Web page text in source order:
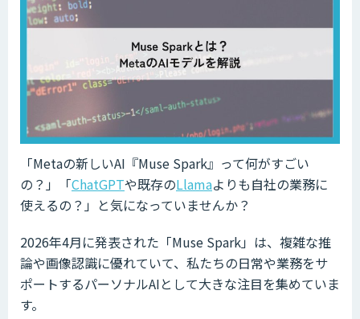
「Metaの新しいAI『Muse Spark』って何がすごい
の？」「ChatGPTや既存のLlamaよりも自社の業務に
使えるの？」と気になっていませんか？
2026年4月に発表された「Muse Spark」は、複雑な推
論や画像認識に優れていて、私たちの日常や業務をサ
ポートするパーソナルAIとして大きな注目を集めていま
す。